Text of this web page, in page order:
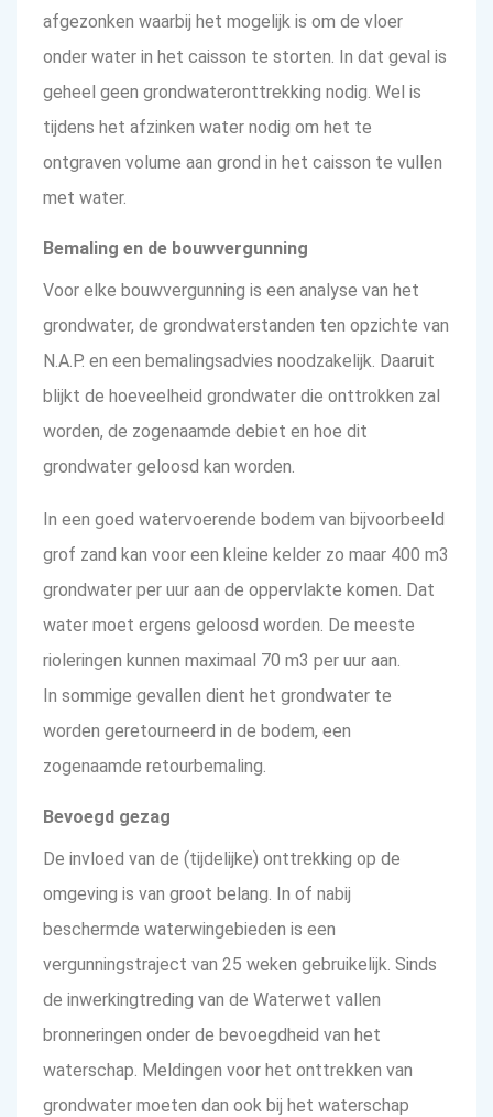
afgezonken waarbij het mogelijk is om de vloer
onder water in het caisson te storten. In dat geval is
geheel geen grondwateronttrekking nodig. Wel is
tijdens het afzinken water nodig om het te
ontgraven volume aan grond in het caisson te vullen
met water.
Bemaling en de bouwvergunning
Voor elke bouwvergunning is een analyse van het
grondwater, de grondwaterstanden ten opzichte van
N.A.P. en een bemalingsadvies noodzakelijk. Daaruit
blijkt de hoeveelheid grondwater die onttrokken zal
worden, de zogenaamde debiet en hoe dit
grondwater geloosd kan worden.
In een goed watervoerende bodem van bijvoorbeeld
grof zand kan voor een kleine kelder zo maar 400 m3
grondwater per uur aan de oppervlakte komen. Dat
water moet ergens geloosd worden. De meeste
rioleringen kunnen maximaal 70 m3 per uur aan.
In sommige gevallen dient het grondwater te
worden geretourneerd in de bodem, een
zogenaamde retourbemaling.
Bevoegd gezag
De invloed van de (tijdelijke) onttrekking op de
omgeving is van groot belang. In of nabij
beschermde waterwingebieden is een
vergunningstraject van 25 weken gebruikelijk. Sinds
de inwerkingtreding van de Waterwet vallen
bronneringen onder de bevoegdheid van het
waterschap. Meldingen voor het onttrekken van
grondwater moeten dan ook bij het waterschap